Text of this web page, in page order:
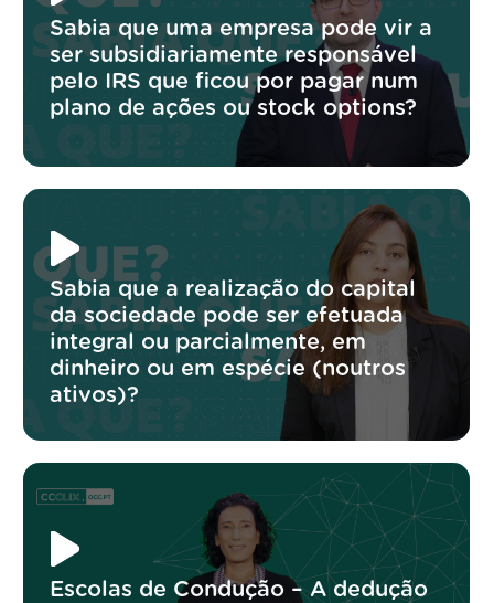
Sabia que uma empresa pode vir a
ser subsidiariamente responsável
pelo IRS que ficou por pagar num
plano de ações ou stock options?
Sabia que a realização do capital
da sociedade pode ser efetuada
integral ou parcialmente, em
dinheiro ou em espécie (noutros
ativos)?
Escolas de Condução – A dedução